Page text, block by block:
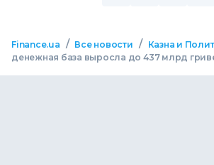
Finance.ua / Все новости / Казна и
денежная база выросла до 437 млрд